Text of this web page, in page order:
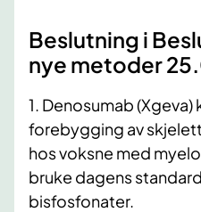
Beslutning i
nye metoder
1. Denosumab (Xgeva)
forebygging av
hos voksne med
bruke dagens
bisfosfonater.